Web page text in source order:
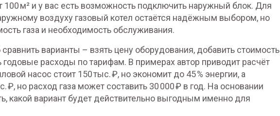
м² и у вас есть возможность подключить наружный блок. Для
воздуху газовый котел остаётся надёжным выбором, но
газа и необходимость обслуживания.
варианты – взять цену оборудования, добавить стоимость
годовые расходы по тарифам. В примерах автор приводит расчёт
насос стоит 150 тыс. ₽, но экономит до 45 % энергии, а
₽, но расход газа может составить 30 000 ₽ в год. На основании
какой вариант будет действительно выгодным именно для